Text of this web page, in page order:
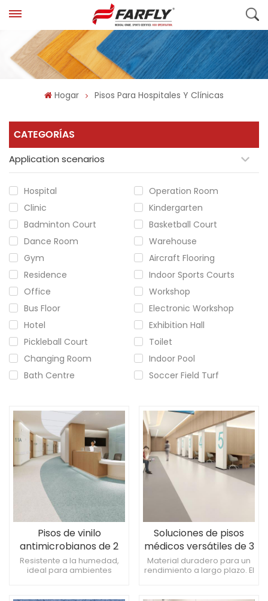
Hogar Pisos Para Hospitales Y Clínicas
CATEGORÍAS
Application scenarios
Hospital
Operation Room
Clinic
Kindergarten
Badminton Court
Basketball Court
Dance Room
Warehouse
Gym
Aircraft Flooring
Residence
Indoor Sports Courts
Office
Workshop
Bus Floor
Electronic Workshop
Hotel
Exhibition Hall
Pickleball Court
Toilet
Changing Room
Indoor Pool
Bath Centre
Soccer Field Turf
Pisos de vinilo
antimicrobianos de 2
mm para residencias
de ancianos
Resistente a la humedad,
ideal para ambientes
reemplazos. Adecuado
Soluciones de pisos
médicos versátiles de 3
mm para clínicas
Material duradero para un
rendimiento a largo plazo. El
inactividad. Cumple con los